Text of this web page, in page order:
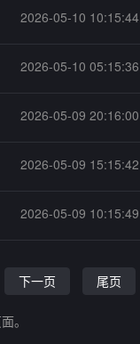
2026-05-10 10:15:44
2026-05-10 05:15:36
2026-05-09 20:16:00
2026-05-09 15:15:42
2026-05-09 10:15:49
下一页 尾页
。